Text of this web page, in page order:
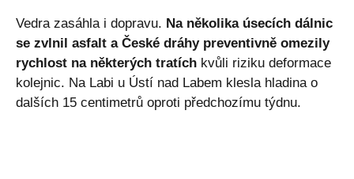
Vedra zasáhla i dopravu. Na několika úsecích dálnic
se zvlnil asfalt a České dráhy preventivně omezily
rychlost na některých tratích kvůli riziku deformace
kolejnic. Na Labi u Ústí nad Labem klesla hladina o
dalších 15 centimetrů oproti předchozímu týdnu.